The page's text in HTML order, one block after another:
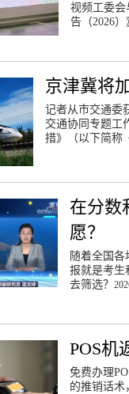
视频工委会
告（2026）
京津冀将
记者从市交通委
交通协同专题工
措》（以下简称
在分数
愿？
随着全国
报就是考生
去筛选？
POS机
免费办理
的推销话术